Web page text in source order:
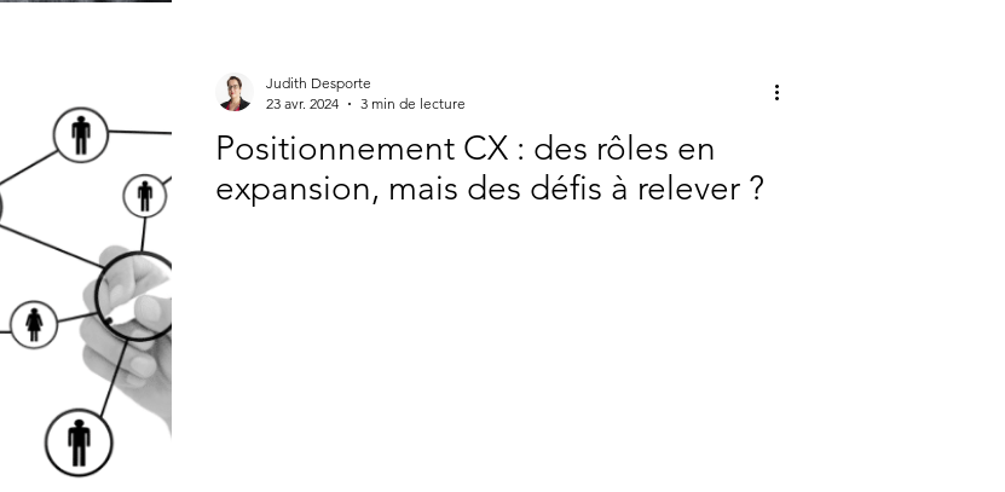
Positionnement CX : des rôles en
expansion, mais des défis à relever ?
Judith Desporte
23 avr. 2024
3 min de lecture